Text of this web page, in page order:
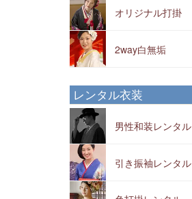
オリジナル打掛
2way白無垢
レンタル衣装
男性和装レンタル
引き振袖レンタル